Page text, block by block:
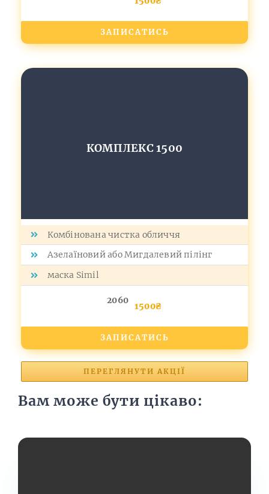
ЗАПИСАТИСЬ
КОМПЛЕКС 1500
Комбінована чистка обличчя
Азелаїновий або Мигдалевий пілінг
маска Simil
2060
1500₴
ЗАПИСАТИСЬ
ПЕРЕГЛЯНУТИ АКЦІЇ
Вам може бути цікаво: